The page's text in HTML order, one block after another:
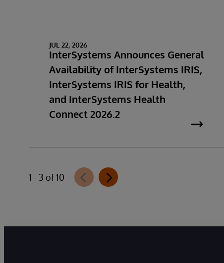
JUL 22, 2026
InterSystems Announces General
Availability of InterSystems IRIS,
InterSystems IRIS for Health,
and InterSystems Health
Connect 2026.2
1 - 3 of 10